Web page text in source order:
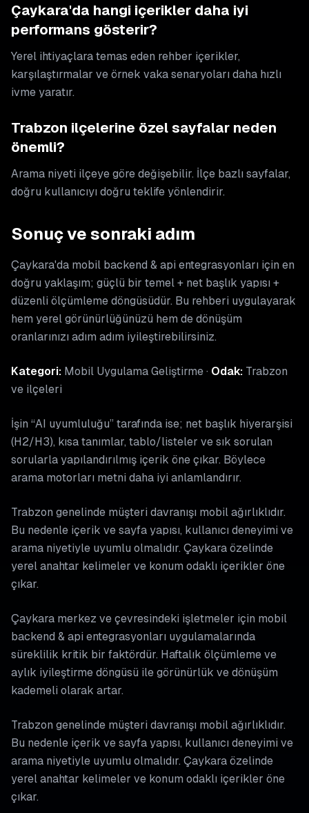
Çaykara'da hangi içerikler daha iyi
performans gösterir?
Yerel ihtiyaçlara temas eden rehber içerikler,
karşılaştırmalar ve örnek vaka senaryoları daha hızlı
ivme yaratır.
Trabzon ilçelerine özel sayfalar neden
önemli?
Arama niyeti ilçeye göre değişebilir. İlçe bazlı sayfalar,
doğru kullanıcıyı doğru teklife yönlendirir.
Sonuç ve sonraki adım
Çaykara'da mobil backend & api entegrasyonları için en
doğru yaklaşım; güçlü bir temel + net başlık yapısı +
düzenli ölçümleme döngüsüdür. Bu rehberi uygulayarak
hem yerel görünürlüğünüzü hem de dönüşüm
oranlarınızı adım adım iyileştirebilirsiniz.
Kategori: Mobil Uygulama Geliştirme · Odak: Trabzon
ve ilçeleri
İşin “AI uyumluluğu” tarafında ise; net başlık hiyerarşisi
(H2/H3), kısa tanımlar, tablo/listeler ve sık sorulan
sorularla yapılandırılmış içerik öne çıkar. Böylece
arama motorları metni daha iyi anlamlandırır.
Trabzon genelinde müşteri davranışı mobil ağırlıklıdır.
Bu nedenle içerik ve sayfa yapısı, kullanıcı deneyimi ve
arama niyetiyle uyumlu olmalıdır. Çaykara özelinde
yerel anahtar kelimeler ve konum odaklı içerikler öne
çıkar.
Çaykara merkez ve çevresindeki işletmeler için mobil
backend & api entegrasyonları uygulamalarında
süreklilik kritik bir faktördür. Haftalık ölçümleme ve
aylık iyileştirme döngüsü ile görünürlük ve dönüşüm
kademeli olarak artar.
Trabzon genelinde müşteri davranışı mobil ağırlıklıdır.
Bu nedenle içerik ve sayfa yapısı, kullanıcı deneyimi ve
arama niyetiyle uyumlu olmalıdır. Çaykara özelinde
yerel anahtar kelimeler ve konum odaklı içerikler öne
çıkar.